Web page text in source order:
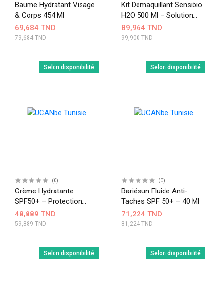
Baume Hydratant Visage
& Corps 454 Ml
69,684 TND
79,684 TND
Kit Démaquillant Sensibio
H2O 500 Ml – Solution
Micellaire Douce Visage &
Yeux Peaux Sensibles
89,964 TND
99,900 TND
Selon disponibilité
(0)
Crème Hydratante
SPF50+ – Protection
Optimale Visage
48,889 TND
59,889 TND
Selon disponibilité
(0)
Bariésun Fluide Anti-
Taches SPF 50+ – 40 Ml
71,224 TND
81,224 TND
Selon disponibilité Selon disponibilité